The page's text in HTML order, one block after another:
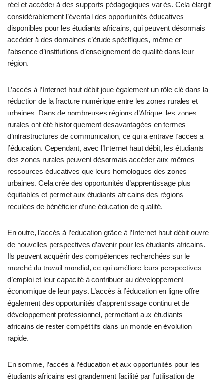
réel et accéder à des supports pédagogiques variés. Cela élargit
considérablement l’éventail des opportunités éducatives
disponibles pour les étudiants africains, qui peuvent désormais
accéder à des domaines d’étude spécifiques, même en
l’absence d’institutions d’enseignement de qualité dans leur
région.
L’accès à l’Internet haut débit joue également un rôle clé dans la
réduction de la fracture numérique entre les zones rurales et
urbaines. Dans de nombreuses régions d’Afrique, les zones
rurales ont été historiquement désavantagées en termes
d’infrastructures de communication, ce qui a entravé l’accès à
l’éducation. Cependant, avec l’Internet haut débit, les étudiants
des zones rurales peuvent désormais accéder aux mêmes
ressources éducatives que leurs homologues des zones
urbaines. Cela crée des opportunités d’apprentissage plus
équitables et permet aux étudiants africains des régions
reculées de bénéficier d’une éducation de qualité.
En outre, l’accès à l’éducation grâce à l’Internet haut débit ouvre
de nouvelles perspectives d’avenir pour les étudiants africains.
Ils peuvent acquérir des compétences recherchées sur le
marché du travail mondial, ce qui améliore leurs perspectives
d’emploi et leur capacité à contribuer au développement
économique de leur pays. L’accès à l’éducation en ligne offre
également des opportunités d’apprentissage continu et de
développement professionnel, permettant aux étudiants
africains de rester compétitifs dans un monde en évolution
rapide.
En somme, l’accès à l’éducation et aux opportunités pour les
étudiants africains est grandement facilité par l’utilisation de